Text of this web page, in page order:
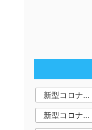
新型コロナウイルス
新型コロナウィルス